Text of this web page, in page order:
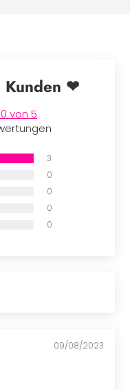
Kunden ❤
von 5
3
0
0
0
0
09/08/2023